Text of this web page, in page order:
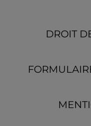
DROIT